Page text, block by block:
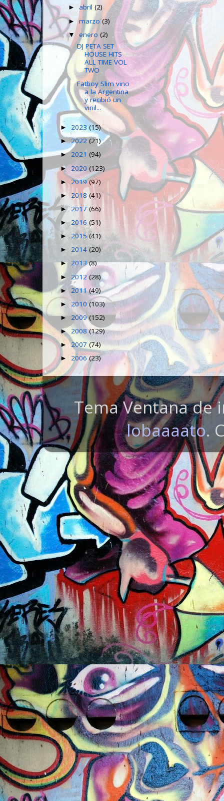
► abril(2)
►marzo(3)
▼enero(2)
DJ PETA SET
HOUSE HITS
ALL TIME VOL
TWO
Fatboy Slim vino
a la Argentina
y recibió un
vinil...
► 2023 (15)
►2022 (21)
► 2021 (94)
► 2020(123)
►2019(97)
► 2018 (41)
►2017 (66)
►2016 (51)
► 2015(41)
► 2014(20)
► 2013(8)
► 2012 (28)
► 2011(49)
► 2010(103)
► 2009(152)
► 2008(129)
►2007 (74)
► 2006(23)
Tema Ventana de
lobaaaato.